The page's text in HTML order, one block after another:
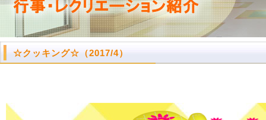
☆クッキング☆ （2017/4）